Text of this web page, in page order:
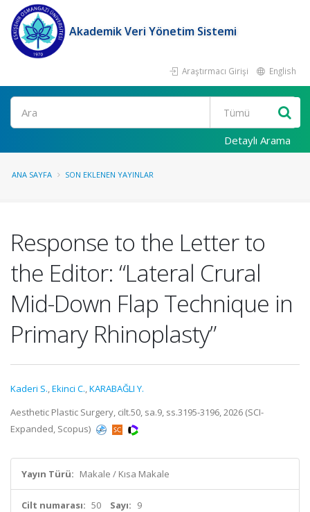
Akademik Veri Yönetim Sistemi
Araştırmacı Girişi English
Ara
Detaylı Arama
ANA SAYFA SON EKLENEN YAYINLAR
Response to the Letter to
the Editor: “Lateral Crural
Mid-Down Flap Technique in
Primary Rhinoplasty”
Kaderi S.,Ekinci C.,KARABAĞLI Y.
Aesthetic Plastic Surgery, cilt.50, sa.9, ss.3195-3196, 2026 (SCI-
Expanded, Scopus)
Yayın Türü: Makale / Kısa Makale
Cilt numarası: 50 Sayı: 9